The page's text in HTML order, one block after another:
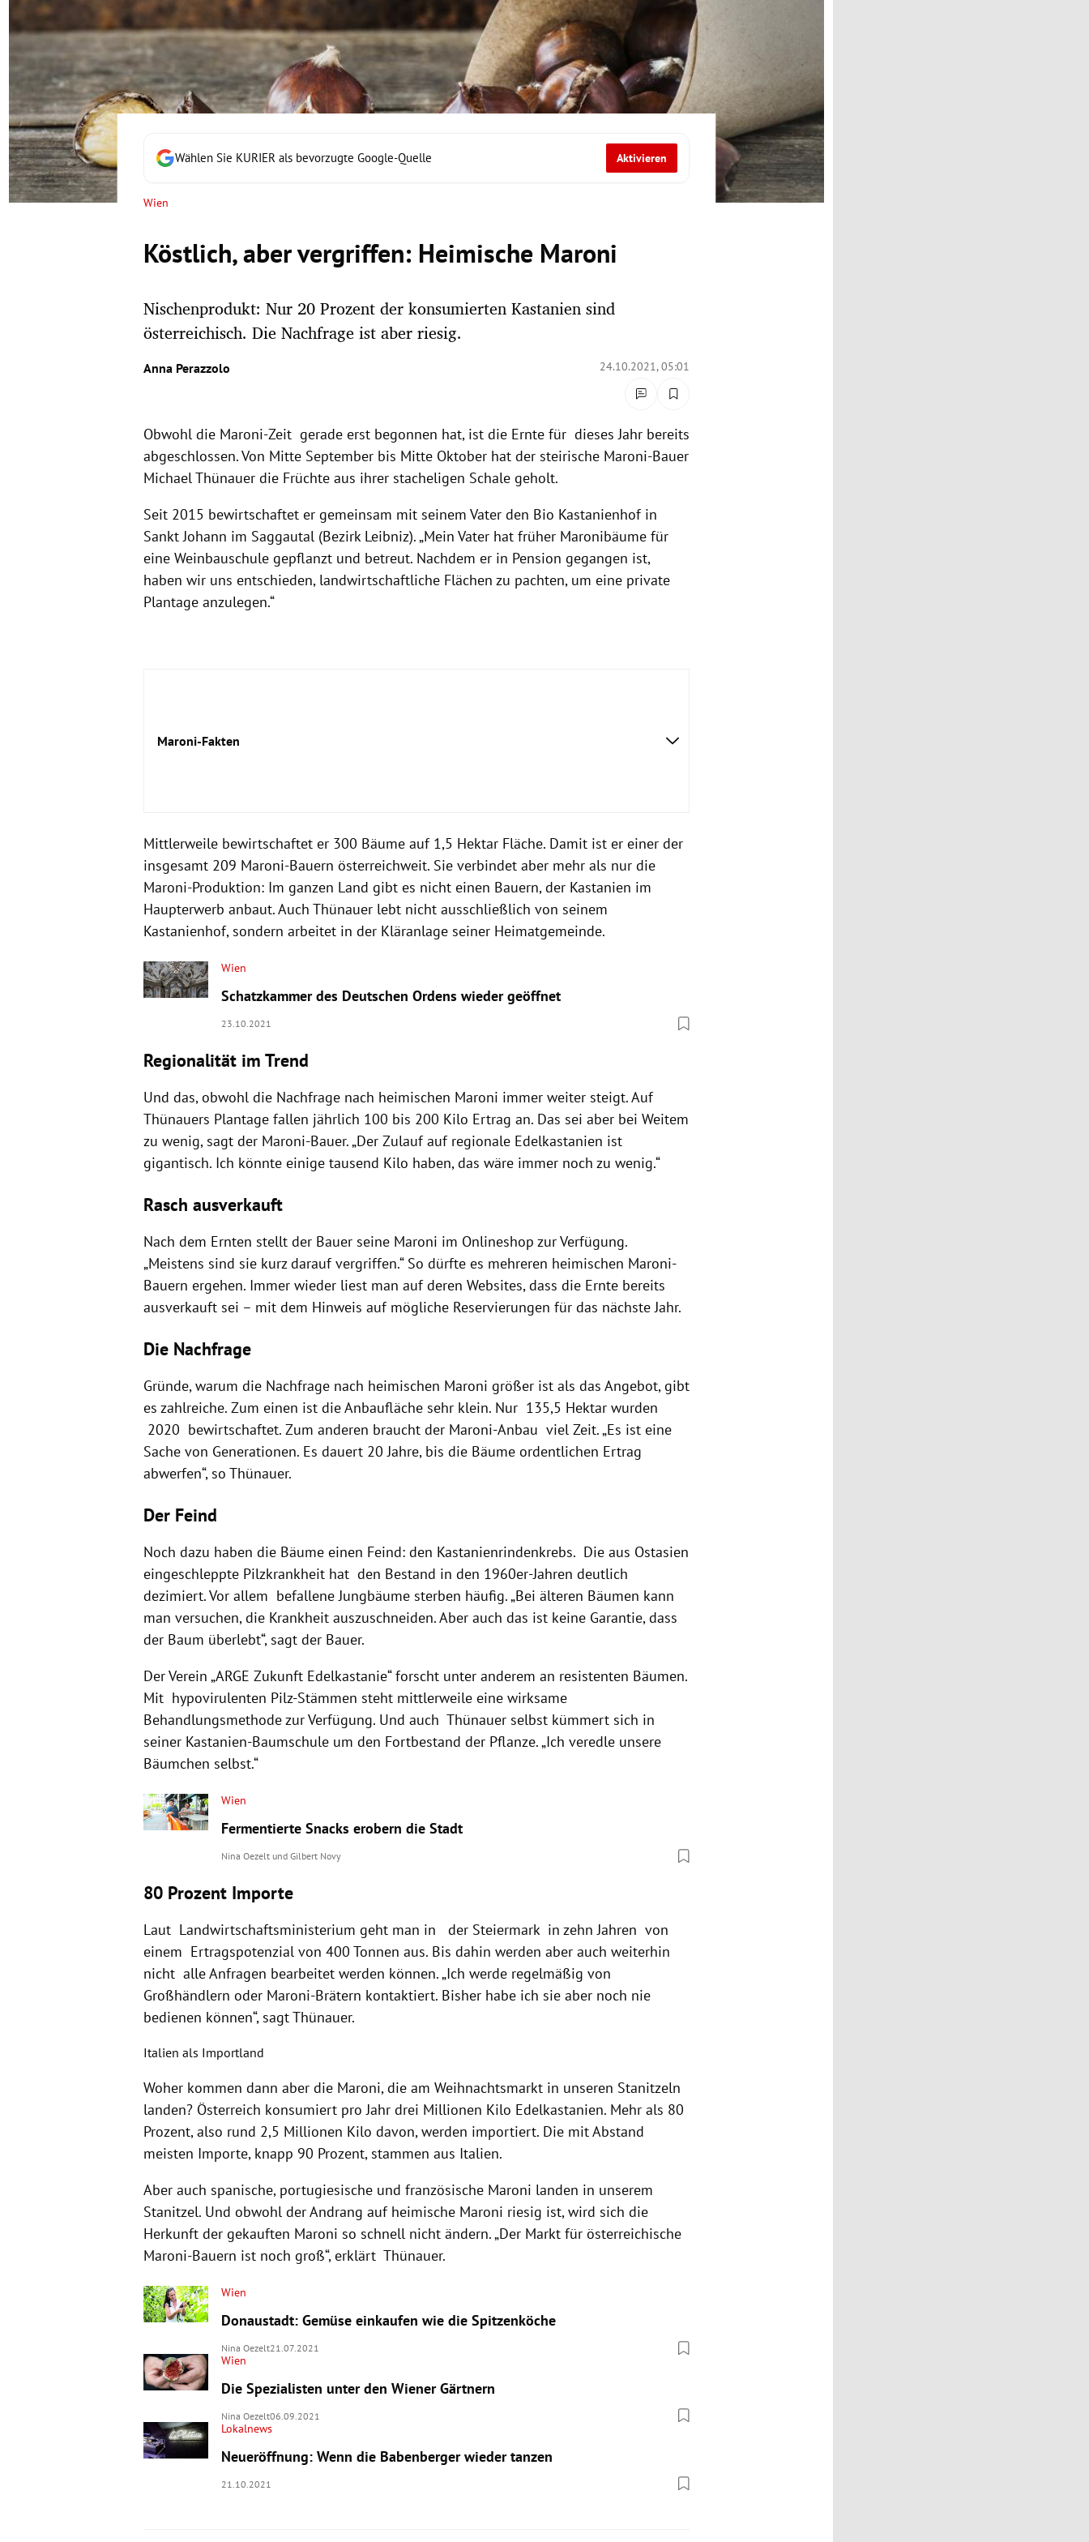
Untermenü
Untermenü
Untermenü
Untermenü
Untermenü
Wählen Sie KURIER als bevorzugte Google-Quelle Aktivieren
Wien
Köstlich, aber vergriffen: Heimische Maroni
Nischenprodukt: Nur 20 Prozent der konsumierten Kastanien sind
österreichisch. Die Nachfrage ist aber riesig.
Anna Perazzolo 24.10.2021, 05:01
Obwohl die Maroni-Zeit gerade erst begonnen hat, ist die Ernte für dieses Jahr bereits
abgeschlossen. Von Mitte September bis Mitte Oktober hat der steirische Maroni-Bauer
Michael Thünauer die Früchte aus ihrer stacheligen Schale geholt.
Seit 2015 bewirtschaftet er gemeinsam mit seinem Vater den Bio Kastanienhof in
Sankt Johann im Saggautal (Bezirk Leibniz). „Mein Vater hat früher Maronibäume für
eine Weinbauschule gepflanzt und betreut. Nachdem er in Pension gegangen ist,
haben wir uns entschieden, landwirtschaftliche Flächen zu pachten, um eine private
Plantage anzulegen.“
Maroni-Fakten
Mittlerweile bewirtschaftet er 300 Bäume auf 1,5 Hektar Fläche. Damit ist er einer der
insgesamt 209 Maroni-Bauern österreichweit. Sie verbindet aber mehr als nur die
Maroni-Produktion: Im ganzen Land gibt es nicht einen Bauern, der Kastanien im
Haupterwerb anbaut. Auch Thünauer lebt nicht ausschließlich von seinem
Kastanienhof, sondern arbeitet in der Kläranlage seiner Heimatgemeinde.
Wien
Schatzkammer des Deutschen Ordens wieder geöffnet
23.10.2021
Regionalität im Trend
Und das, obwohl die Nachfrage nach heimischen Maroni immer weiter steigt. Auf
Thünauers Plantage fallen jährlich 100 bis 200 Kilo Ertrag an. Das sei aber bei Weitem
zu wenig, sagt der Maroni-Bauer. „Der Zulauf auf regionale Edelkastanien ist
gigantisch. Ich könnte einige tausend Kilo haben, das wäre immer noch zu wenig.“
Rasch ausverkauft
Nach dem Ernten stellt der Bauer seine Maroni im Onlineshop zur Verfügung.
„Meistens sind sie kurz darauf vergriffen.“ So dürfte es mehreren heimischen Maroni-
Bauern ergehen. Immer wieder liest man auf deren Websites, dass die Ernte bereits
ausverkauft sei – mit dem Hinweis auf mögliche Reservierungen für das nächste Jahr.
Die Nachfrage
Gründe, warum die Nachfrage nach heimischen Maroni größer ist als das Angebot, gibt
es zahlreiche. Zum einen ist die Anbaufläche sehr klein. Nur 135,5 Hektar wurden
2020 bewirtschaftet. Zum anderen braucht der Maroni-Anbau viel Zeit. „Es ist eine
Sache von Generationen. Es dauert 20 Jahre, bis die Bäume ordentlichen Ertrag
abwerfen“, so Thünauer.
Der Feind
Noch dazu haben die Bäume einen Feind: den Kastanienrindenkrebs. Die aus Ostasien
eingeschleppte Pilzkrankheit hat den Bestand in den 1960er-Jahren deutlich
dezimiert. Vor allem befallene Jungbäume sterben häufig. „Bei älteren Bäumen kann
man versuchen, die Krankheit auszuschneiden. Aber auch das ist keine Garantie, dass
der Baum überlebt“, sagt der Bauer.
Der Verein „ARGE Zukunft Edelkastanie“ forscht unter anderem an resistenten Bäumen.
Mit hypovirulenten Pilz-Stämmen steht mittlerweile eine wirksame
Behandlungsmethode zur Verfügung. Und auch Thünauer selbst kümmert sich in
seiner Kastanien-Baumschule um den Fortbestand der Pflanze. „Ich veredle unsere
Bäumchen selbst.“
Wien
Fermentierte Snacks erobern die Stadt
Nina Oezeltund Gilbert Novy
80 Prozent Importe
Laut Landwirtschaftsministerium geht man in der Steiermark in zehn Jahren von
einem Ertragspotenzial von 400 Tonnen aus. Bis dahin werden aber auch weiterhin
nicht alle Anfragen bearbeitet werden können. „Ich werde regelmäßig von
Großhändlern oder Maroni-Brätern kontaktiert. Bisher habe ich sie aber noch nie
bedienen können“, sagt Thünauer.
Italien als Importland
Woher kommen dann aber die Maroni, die am Weihnachtsmarkt in unseren Stanitzeln
landen? Österreich konsumiert pro Jahr drei Millionen Kilo Edelkastanien. Mehr als 80
Prozent, also rund 2,5 Millionen Kilo davon, werden importiert. Die mit Abstand
meisten Importe, knapp 90 Prozent, stammen aus Italien.
Aber auch spanische, portugiesische und französische Maroni landen in unserem
Stanitzel. Und obwohl der Andrang auf heimische Maroni riesig ist, wird sich die
Herkunft der gekauften Maroni so schnell nicht ändern. „Der Markt für österreichische
Maroni-Bauern ist noch groß“, erklärt Thünauer.
Wien
Donaustadt: Gemüse einkaufen wie die Spitzenköche
Nina Oezelt21.07.2021
Wien
Die Spezialisten unter den Wiener Gärtnern
Nina Oezelt06.09.2021
Lokalnews
Neueröffnung: Wenn die Babenberger wieder tanzen
21.10.2021